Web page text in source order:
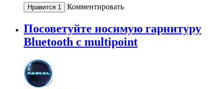
Нравится 1 Комментировать
Посоветуйте носимую гарнитуру
Bluetooth с multipoint